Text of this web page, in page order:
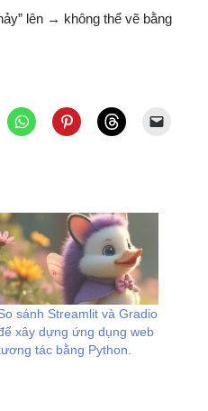
lên → không thể vẽ bằng
sánh Streamlit và Gradio
xây dựng ứng dụng web
tác bằng Python.